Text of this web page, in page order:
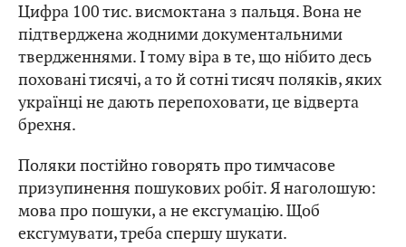
Цифра 100 тис. висмоктана з пальця. Вона не
підтверджена жодними документальними
твердженнями. І тому віра в те, що нібито десь
поховані тисячі, а то й сотні тисяч поляків, яких
українці не дають перепоховати, це відверта
брехня.
Поляки постійно говорять про тимчасове
призупинення пошукових робіт. Я наголошую:
мова про пошуки, а не ексгумацію. Щоб
ексгумувати, треба спершу шукати.